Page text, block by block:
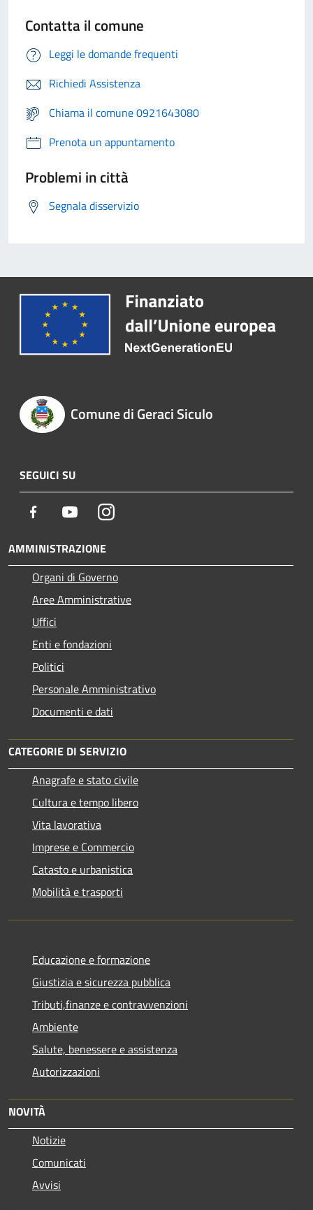
Contatta il comune
Leggi le domande frequenti
Richiedi Assistenza
Chiama il comune 0921643080
Prenota un appuntamento
Problemi in città
Segnala disservizio
Comune di Geraci Siculo
SEGUICI SU
Facebook YoutubeInstagram
AMMINISTRAZIONE
Organi di Governo
Aree Amministrative
Uffici
Enti e fondazioni
Politici
Personale Amministrativo
Documenti e dati
CATEGORIE DI SERVIZIO
Anagrafe e stato civile
Cultura e tempo libero
Vita lavorativa
Imprese e Commercio
Catasto e urbanistica
Mobilità e trasporti
Educazione e formazione
Giustizia e sicurezza pubblica
Tributi,finanze e contravvenzioni
Ambiente
Salute, benessere e assistenza
Autorizzazioni
NOVITÀ
Notizie
Comunicati
Avvisi